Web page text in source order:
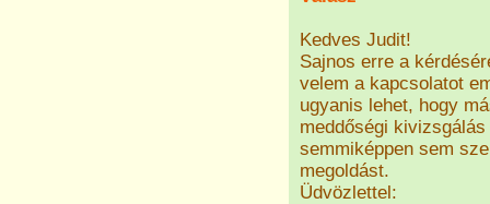
Kedves Judit!
Sajnos erre a
velem a kapcsolatot
ugyanis lehet, hogy
meddőségi
semmiképpen sem
megoldást.
Üdvözlettel: